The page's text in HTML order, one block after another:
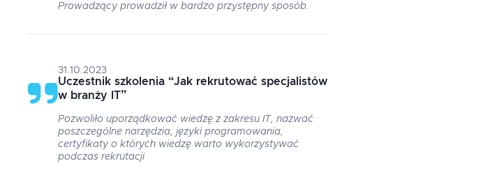
Prowadzący prowadził w bardzo przystępny sposób.
31.10.2023
Uczestnik szkolenia “Jak rekrutować specjalistów
w branży IT”
Pozwoliło uporządkować wiedzę z zakresu IT, nazwać
poszczególne narzędzia, języki programowania,
certyfikaty o których wiedzę warto wykorzystywać
podczas rekrutacji